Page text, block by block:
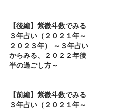
【後編】紫微斗数でみる
３年占い（２０２１年～
２０２３年） ～３年占い
からみる、２０２２年後
半の過ごし方～
【前編】紫微斗数でみる
３年占い（２０２１年～